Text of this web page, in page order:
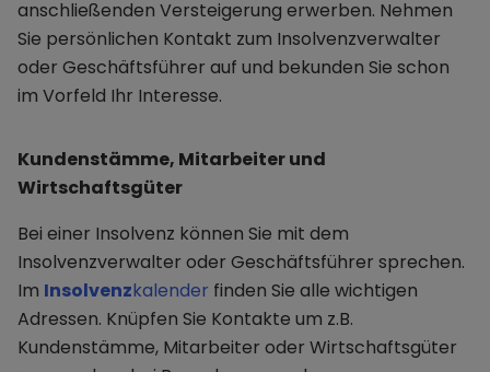
anschließenden Versteigerung erwerben. Nehmen
Sie persönlichen Kontakt zum Insolvenzverwalter
oder Geschäftsführer auf und bekunden Sie schon
im Vorfeld Ihr Interesse.
Kundenstämme, Mitarbeiter und
Wirtschaftsgüter
Bei einer Insolvenz können Sie mit dem
Insolvenzverwalter oder Geschäftsführer sprechen.
Im Insolvenzkalender finden Sie alle wichtigen
Adressen. Knüpfen Sie Kontakte um z.B.
Kundenstämme, Mitarbeiter oder Wirtschaftsgüter